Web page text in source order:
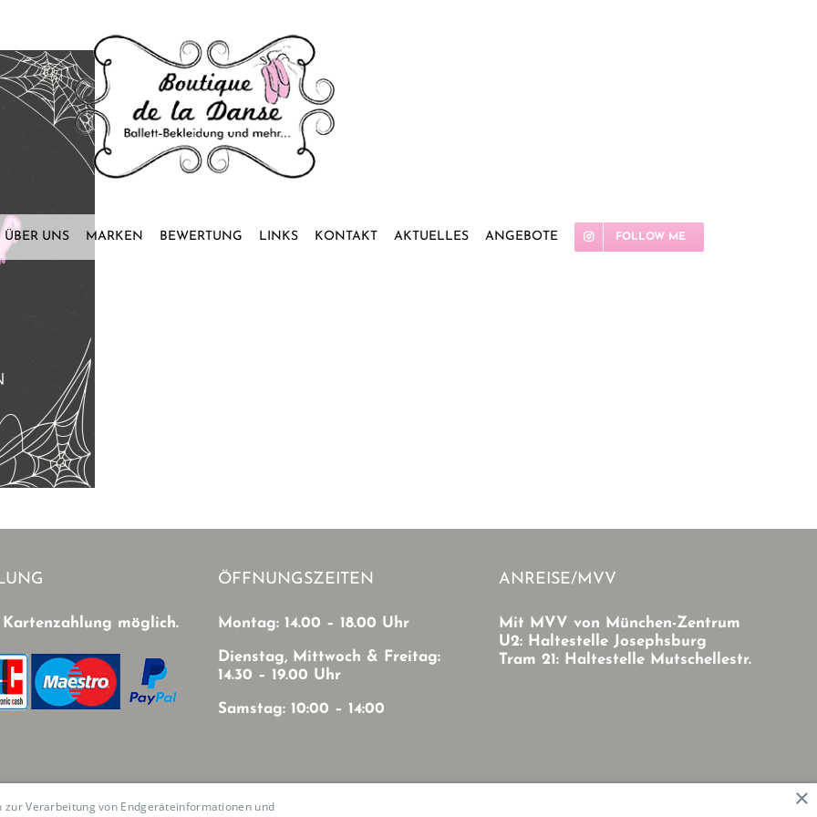
ÜBER UNS MARKEN BEWERTUNG LINKS KONTAKT AKTUELLES ANGEBOTE FOLLOW ME
Kartenzahlung möglich.
ÖFFNUNGSZEITEN
Montag: 14.00 – 18.00 Uhr
Dienstag, Mittwoch & Freitag:
14.30 – 19.00 Uhr
Samstag: 10:00 – 14:00
ANREISE/MVV
Mit MVV von München-Zentrum
U2: Haltestelle Josephsburg
Tram 21: Haltestelle Mutschellestr.
Verarbeitung von Endgeräteinformationen und ×